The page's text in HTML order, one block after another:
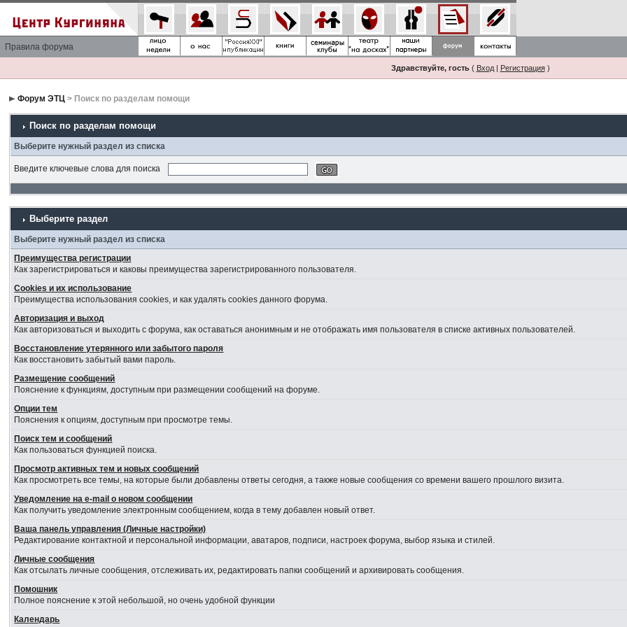
Правила форума
Здравствуйте, гость( Вход| Регистрация)
Форум ЭТЦ > Поиск по разделам помощи
Поиск по разделам помощи
Выберите нужный раздел из списка
Введите ключевые слова для поиска
Выберите раздел
Выберите нужный раздел из списка
Преимущества регистрации
Как зарегистрироваться и каковы преимущества зарегистрированного пользователя.
Cookies и их использование
Преимущества использования cookies, и как удалять cookies данного форума.
Авторизация и выход
Как авторизоваться и выходить с форума, как оставаться анонимным и не отображать имя пользователя в списке активных пользователей.
Восстановление утерянного или забытого пароля
Как восстановить забытый вами пароль.
Размещение сообщений
Пояснение к функциям, доступным при размещении сообщений на форуме.
Опции тем
Пояснения к опциям, доступным при просмотре темы.
Поиск тем и сообщений
Как пользоваться функцией поиска.
Просмотр активных тем и новых сообщений
Как просмотреть все темы, на которые были добавлены ответы сегодня, а также новые сообщения со времени вашего прошлого визита.
Уведомление на е-mail о новом сообщении
Как получить уведомление электронным сообщением, когда в тему добавлен новый ответ.
Ваша панель управления (Личные настройки)
Редактирование контактной и персональной информации, аватаров, подписи, настроек форума, выбор языка и стилей.
Личные сообщения
Как отсылать личные сообщения, отслеживать их, редактировать папки сообщений и архивировать сообщения.
Помошник
Полное пояснение к этой небольшой, но очень удобной функции
Календарь